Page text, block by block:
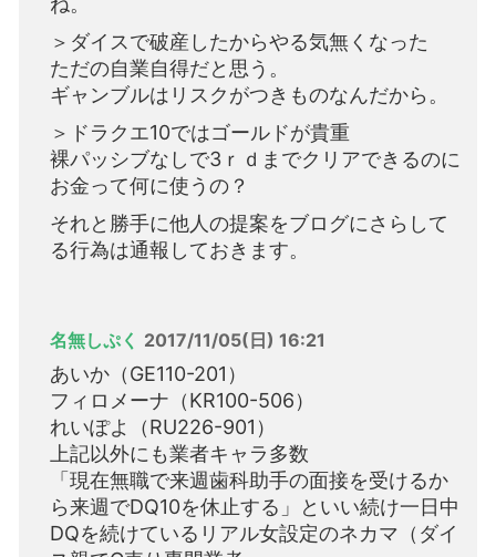
＞ダイスで破産したからやる気無くなった
ただの自業自得だと思う。
ギャンブルはリスクがつきものなんだから。
＞ドラクエ10ではゴールドが貴重
裸パッシブなしで3ｒｄまでクリアできるのに
お金って何に使うの？
それと勝手に他人の提案をブログにさらして
る行為は通報しておきます。
名無しぷく 2017/11/05(日) 16:21
あいか（GE110-201）
フィロメーナ（KR100-506）
れいぽよ（RU226-901）
上記以外にも業者キャラ多数
「現在無職で来週歯科助手の面接を受けるか
ら来週でDQ10を休止する」といい続け一日中
DQを続けているリアル女設定のネカマ（ダイ